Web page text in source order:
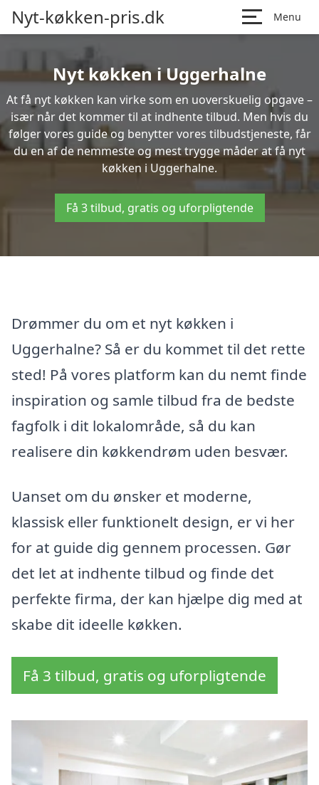
Nyt-køkken-pris.dk Menu
Nyt køkken i Uggerhalne
At få nyt køkken kan virke som en uoverskuelig opgave –
især når det kommer til at indhente tilbud. Men hvis du
følger vores guide og benytter vores tilbudstjeneste, får
du en af de nemmeste og mest trygge måder at få nyt
køkken i Uggerhalne.
Få 3 tilbud, gratis og uforpligtende
Drømmer du om et nyt køkken i
Uggerhalne? Så er du kommet til det rette
sted! På vores platform kan du nemt finde
inspiration og samle tilbud fra de bedste
fagfolk i dit lokalområde, så du kan
realisere din køkkendrøm uden besvær.
Uanset om du ønsker et moderne,
klassisk eller funktionelt design, er vi her
for at guide dig gennem processen. Gør
det let at indhente tilbud og finde det
perfekte firma, der kan hjælpe dig med at
skabe dit ideelle køkken.
Få 3 tilbud, gratis og uforpligtende